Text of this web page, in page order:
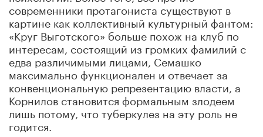
современники протагониста существуют в
картине как коллективный культурный фантом:
«Круг Выготского» больше похож на клуб по
интересам, состоящий из громких фамилий с
едва различимыми лицами, Семашко
максимально функционален и отвечает за
конвенциональную репрезентацию власти, а
Корнилов становится формальным злодеем
лишь потому, что туберкулез на эту роль не
годится.